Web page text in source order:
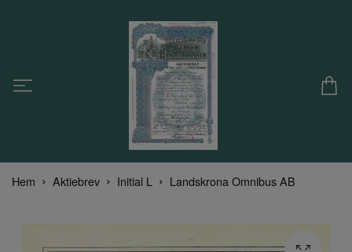
Hem Aktiebrev Initial L Landskrona Omnibus AB